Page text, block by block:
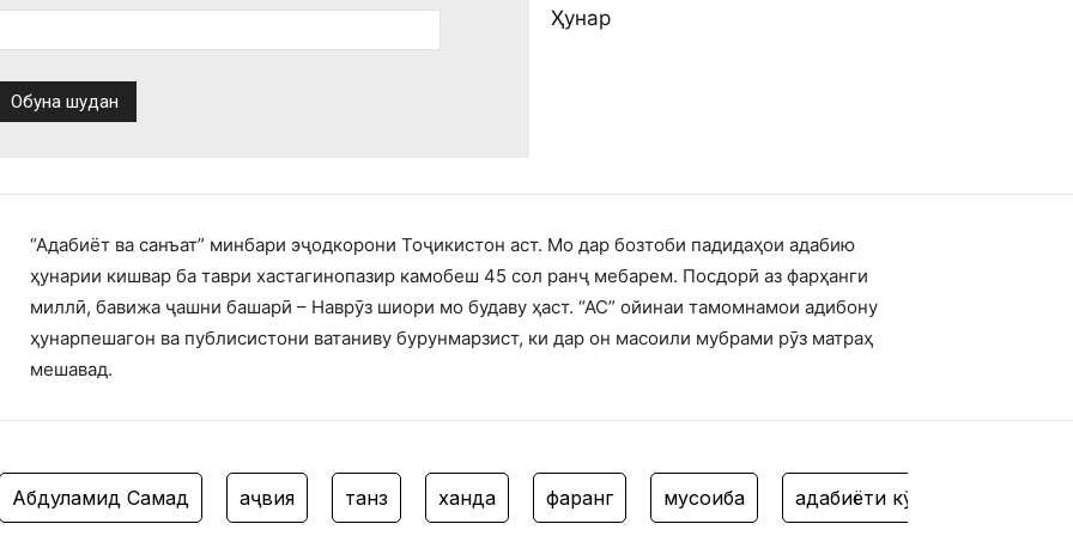
Ҳунар
“Адабиёт ва санъат” минбари эҷодкорони Тоҷикистон аст. Мо дар бозтоби падидаҳои адабию
ҳунарии кишвар ба таври хастагинопазир камобеш 45 сол ранҷ мебарем. Посдорӣ аз фарҳанги
миллӣ, бавижа ҷашни башарӣ – Наврӯз шиори мо будаву ҳаст. “АС” ойинаи тамомнамои адибону
ҳунарпешагон ва публисистони ватаниву бурунмарзист, ки дар он масоили мубрами рӯз матраҳ
мешавад.
Самад ҳаҷвия танз ханда фарҳанг мусоҳиба адабиёти кӯдак